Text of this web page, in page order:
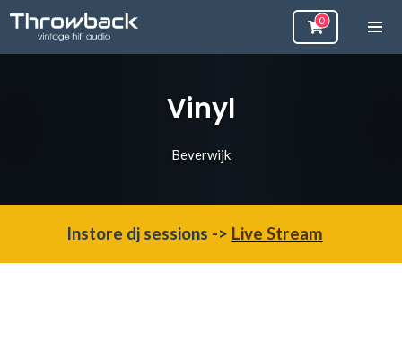
Vinyl
Beverwijk
Instore dj sessions -> Live Stream